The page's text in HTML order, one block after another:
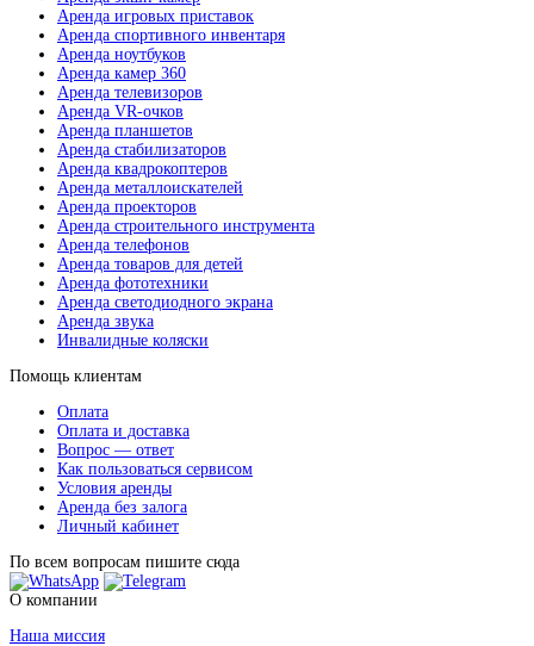
Аренда игровых приставок
Аренда спортивного инвентаря
Аренда ноутбуков
Аренда камер 360
Аренда телевизоров
Аренда VR-очков
Аренда планшетов
Аренда стабилизаторов
Аренда квадрокоптеров
Аренда металлоискателей
Аренда проекторов
Аренда строительного инструмента
Аренда телефонов
Аренда товаров для детей
Аренда фототехники
Аренда светодиодного экрана
Аренда звука
Инвалидные коляски
Помощь клиентам
Оплата
Оплата и доставка
Вопрос — ответ
Как пользоваться сервисом
Условия аренды
Аренда без залога
Личный кабинет
По всем вопросам пишите сюда
О компании
Наша миссия